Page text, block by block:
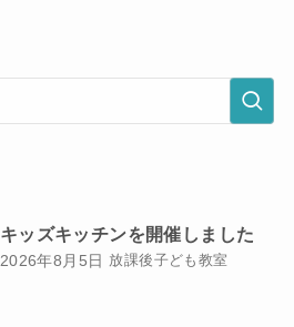
キッズキッチンを開催しました
2026年8月5日 放課後子ども教室